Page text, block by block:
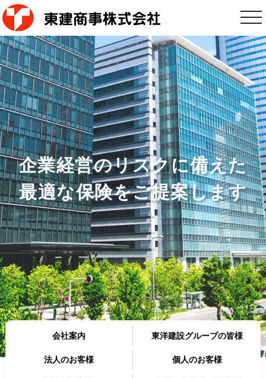
企業経営のリスクに備えた
最適な保険をご提案します
会社案内 東洋建設グループの皆様
法人のお客様 個人のお客様